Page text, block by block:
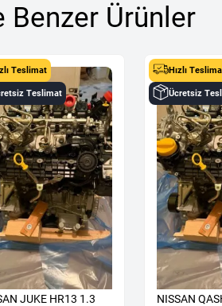
Benzer Ürünler
Teslimat
Teslimat
JUKE HR13 1.3
Hızlı
Ücretsiz
NISSAN